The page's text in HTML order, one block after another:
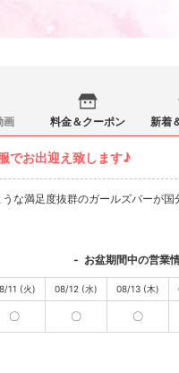
画 料金＆クーポン 新着
でお出迎え致します♪
な満足度抜群のガールズバーが
- お盆期間中の営業
11 (火)
〇
08/12 (水)
〇
08/13 (木)
〇